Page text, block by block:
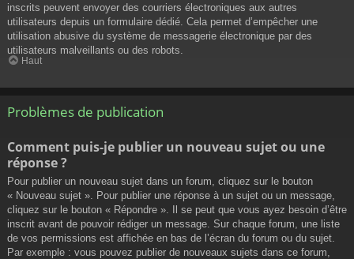
inscrits peuvent envoyer des courriers électroniques aux autres
utilisateurs depuis un formulaire dédié. Cela permet d’empêcher une
utilisation abusive du système de messagerie électronique par des
utilisateurs malveillants ou des robots.
Haut
Problèmes de publication
Comment puis-je publier un nouveau sujet ou une
réponse ?
Pour publier un nouveau sujet dans un forum, cliquez sur le bouton
« Nouveau sujet ». Pour publier une réponse à un sujet ou un message,
cliquez sur le bouton « Répondre ». Il se peut que vous ayez besoin d’être
inscrit avant de pouvoir rédiger un message. Sur chaque forum, une liste
de vos permissions est affichée en bas de l’écran du forum ou du sujet.
Par exemple : vous pouvez publier de nouveaux sujets dans ce forum,